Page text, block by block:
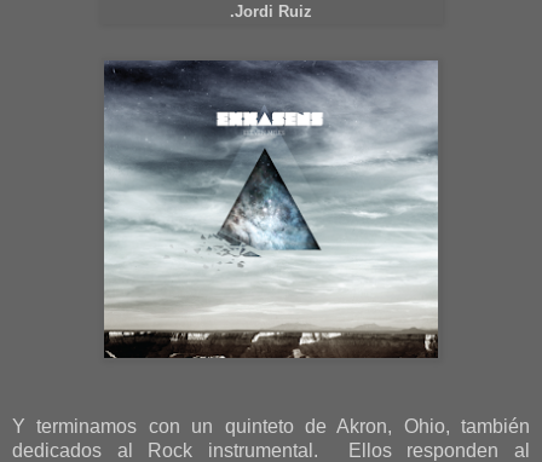
.Jordi Ruiz
Y terminamos con un quinteto de Akron, Ohio, también
dedicados al Rock instrumental. Ellos responden al